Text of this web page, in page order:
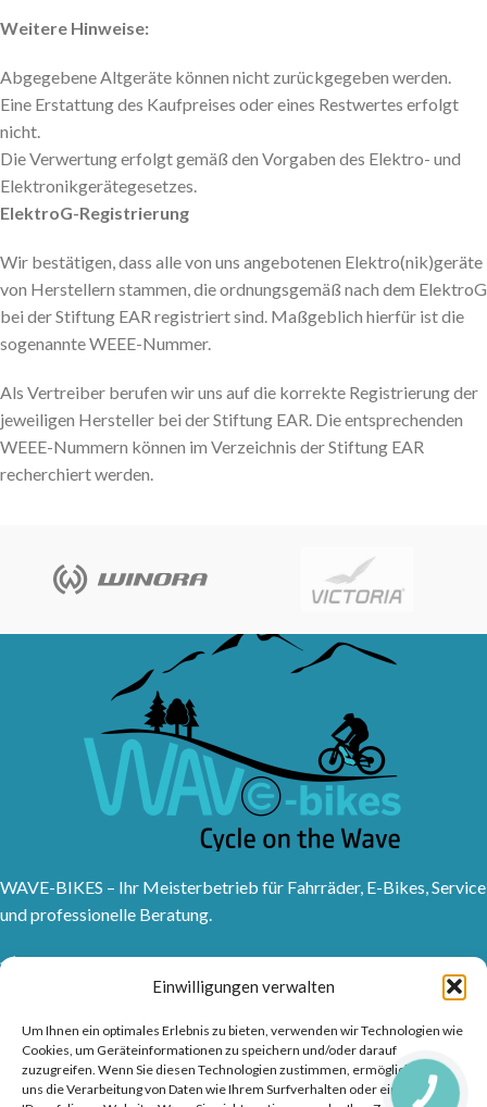
Einwilligungen verwalten
Um Ihnen ein optimales Erlebnis zu bieten, verwenden wir Technologien wie
Cookies, um Geräteinformationen zu speichern und/oder darauf
zuzugreifen. Wenn Sie diesen Technologien zustimmen, ermöglichen Sie
uns die Verarbeitung von Daten wie Ihrem Surfverhalten oder eindeutigen
Weitere Hinweise:
Abgegebene Altgeräte können nicht zurückgegeben werden.
Eine Erstattung des Kaufpreises oder eines Restwertes erfolgt
nicht.
Die Verwertung erfolgt gemäß den Vorgaben des Elektro- und
Elektronikgerätegesetzes.
ElektroG-Registrierung
Wir bestätigen, dass alle von uns angebotenen Elektro(nik)geräte
von Herstellern stammen, die ordnungsgemäß nach dem ElektroG
bei der Stiftung EAR registriert sind. Maßgeblich hierfür ist die
sogenannte WEEE-Nummer.
Als Vertreiber berufen wir uns auf die korrekte Registrierung der
jeweiligen Hersteller bei der Stiftung EAR. Die entsprechenden
WEEE-Nummern können im Verzeichnis der Stiftung EAR
recherchiert werden.
WAVE-BIKES – Ihr Meisterbetrieb für Fahrräder, E-Bikes, Service
und professionelle Beratung.
Sanddornweg 10, 53773 Hennef (Sieg)
Tel: 02242 9176417
Tel: 02241315150
info@wave-bikes.de
CALL
BUTTON